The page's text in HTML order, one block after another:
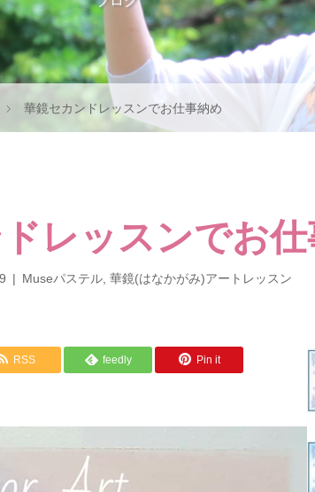
華鏡セカンドレッスンでお仕事納め
レッスンでお
Museパステル, 華鏡(はなかがみ)アートレッスン
RSS feedly Pin it